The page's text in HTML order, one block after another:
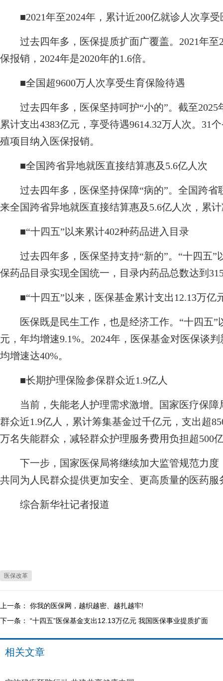
■2021年至2024年，累计近200亿就诊人次享
过去四年多，医保提质扩面广覆盖。2021年至
保报销，2024年是2020年的1.6倍。
■全国超9600万人次享受生育保险待遇
过去四年多，医保坚持呵护“小的”。截至2025
累计支出4383亿元，享受待遇9614.32万人次。31
殖项目纳入医保报销。
■全国跨省异地就医直接结算惠及5.6亿人次
过去四年多，医保坚持保障“病的”。全国跨省
来全国跨省异地就医直接结算惠及5.6亿人次，累
■“十四五”以来累计402种药品进入目录
过去四年多，医保坚持支持“新的”。“十四五”
保药品目录实现全国统一，目录内药品总数达到
■“十四五”以来，医保基金累计支出12.13万亿
医保既是民生工作，也是经济工作。“十四五”
元，年均增速9.1%。2024年，医保基金对医保谈
均增速达40%。
■长期护理保险参保群众近1.9亿人
当前，失能老人护理需求激增。国家医疗保障
群众近1.9亿人，累计筹集基金过千亿元，支出超
万名失能群众，减轻群众护理服务费用负担超500
下一步，国家医保局将继续加大监管规范力度
共同为人民群众提供更加安全、更高质量的医药服
综合新华社记者报道
医保改革
上一条： 你我的医保网，越织越密、越扎越牢!
下一条： “十四五”医保基金支出12.13万亿元 我国医保事业提质扩面
相关文章